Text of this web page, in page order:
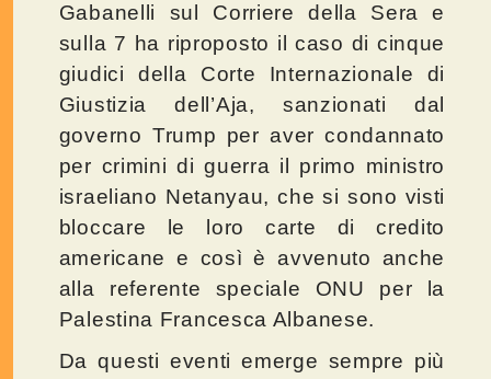
Gabanelli sul Corriere della Sera e
sulla 7 ha riproposto il caso di cinque
giudici della Corte Internazionale di
Giustizia dell’Aja, sanzionati dal
governo Trump per aver condannato
per crimini di guerra il primo ministro
israeliano Netanyau, che si sono visti
bloccare le loro carte di credito
americane e così è avvenuto anche
alla referente speciale ONU per la
Palestina Francesca Albanese.
Da questi eventi emerge sempre più